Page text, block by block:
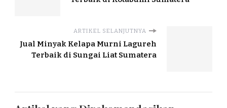
ARTIKEL SELANJUTNYA
Jual Minyak Kelapa Murni Lagureh
Terbaik di Sungai Liat Sumatera